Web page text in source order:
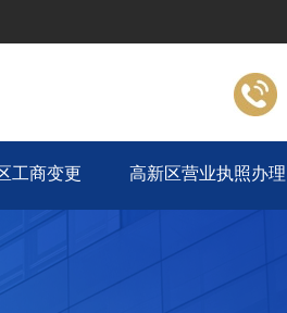
工商变更 高新区营业执照办理